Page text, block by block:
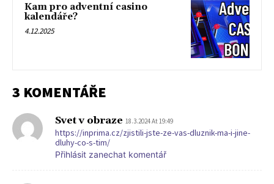
Kam pro adventní casino
kalendáře?
4.12.2025
3 KOMENTÁŘE
Svet v obraze 18.3.2024 At 19:49
https://inprima.cz/zjistili-jste-ze-vas-dluznik-ma-i-jine-
dluhy-co-s-tim/
Přihlásit zanechat komentář